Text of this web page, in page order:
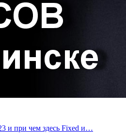
и при чем здесь Fixed и…